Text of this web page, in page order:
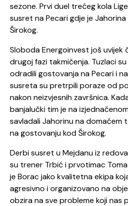
sezone. Prvi duel trećeg kola
susret na Pecari gdje je
Širokog.
Sloboda Energoinvest još uvijek
drugoj fazi takmičenja. Tuzlaci
odradili gostovanja na Pecari i
susreta su pretrpili poraze od
nakon neizvjesnih završnica.
banjalučki tim je na
savladali Jahorinu na domaćem
na gostovanju kod Širokog.
Derbi susret u Mejdanu iz
su trener Trbić i prvotimac
je Borac jako kvalitetna ekipa
agresivno i organizovano na
obzira na sve probleme koji nas